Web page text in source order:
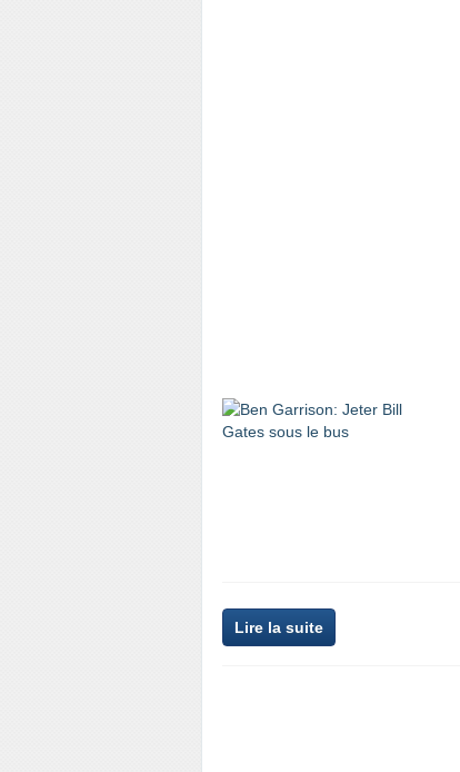
Lire la suite